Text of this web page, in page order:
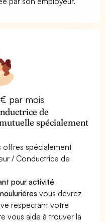
par mois
de
spécialement
offres spécialement
/ Conductrice de
pour activité
vous devrez
respectant votre
vous aide à trouver la